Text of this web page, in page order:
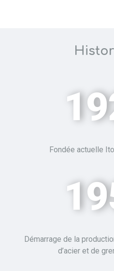
Fondée actuelle
Démarrage de la
d’acier et de